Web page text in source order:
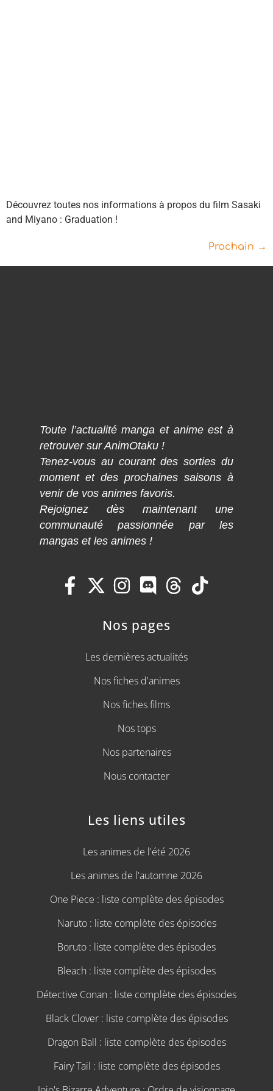
Découvrez toutes nos informations à propos du film Sasaki
and Miyano : Graduation !
Prochain →
Toute l’actualité manga et anime est à
retrouver sur AnimOtaku !
Tenez-vous au courant des sorties du
moment et des prochaines saisons à
venir de vos animes favoris.
Rejoignez dès maintenant une
communauté passionnée par les
mangas et les animes !
Nos pages
Les dernières actualités
Nos fiches d'animes
Nos fiches films
Nos tops
Nos partenaires
Nous contacter
Les liens utiles
Les animes de l'été 2026
Les animes de l'automne 2026
One Piece : liste complète des épisodes
Naruto : liste complète des épisodes
Boruto : liste complète des épisodes
Bleach : liste complète des épisodes
Détective Conan : liste complète des épisodes
Black Clover : liste complète des épisodes
Dragon Ball : liste complète des épisodes
Fairy Tail : liste complète des épisodes